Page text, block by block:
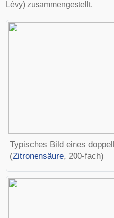
Lévy) zusammengestellt.
Typisches Bild eines
(Zitronensäure, 200-fach)